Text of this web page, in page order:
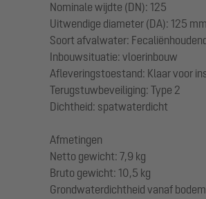
Nominale wijdte (DN): 125
Uitwendige diameter (DA): 125 mm
Soort afvalwater:
Inbouwsituatie: vloerinbouw
Afleveringstoestand: Klaar voor
Terugstuwbeveiliging: Type 2
Dichtheid: spatwaterdicht
Afmetingen
Netto gewicht: 7,9 kg
Bruto gewicht: 10,5 kg
Grondwaterdichtheid vanaf